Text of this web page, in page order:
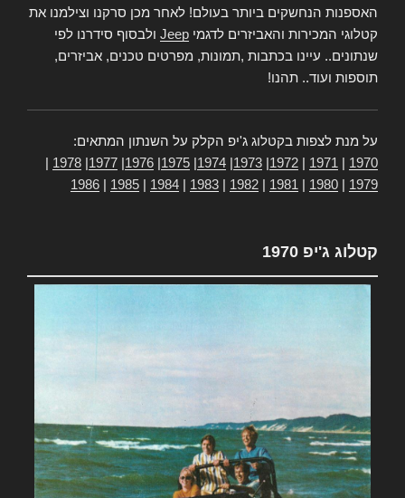
האספנות הנחשקים ביותר בעולם! לאחר מכן סרקנו וצילמנו את
קטלוגי המכירות והאביזרים לדגמי Jeep ולבסוף סידרנו לפי
שנתונים.. עיינו בכתבות ,תמונות, מפרטים טכנים, אביזרים,
תוספות ועוד.. תהנו!
על מנת לצפות בקטלוג ג'יפ הקלק על השנתון המתאים:
1970
1971
1972
1973
1974
1975
1976
1977
1978
1979
1980
1981
1982
1983
1984
1985
1986
קטלוג ג'יפ 1970